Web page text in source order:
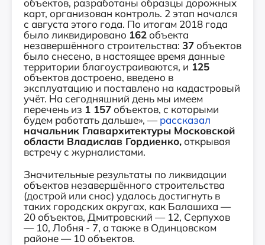
карт, организован контроль. 2 этап начался
с августа этого года. По итогам 2018 года
было ликвидировано 162 объекта
незавершённого строительства: 37 объектов
было снесено, в настоящее время данные
территории благоустраиваются, и 125
объектов достроено, введено в
эксплуатацию и поставлено на кадастровый
учёт. На сегодняшний день мы имеем
перечень из 1 157 объектов, с которыми
будем работать дальше», —рассказал
начальник Главархитектуры Московской
области Владислав Гордиенко, открывая
встречу с журналистами.
Значительные результаты по ликвидации
объектов незавершённого строительства
(дострой или снос) удалось достигнуть в
таких городских округах, как Балашиха —
20 объектов, Дмитровский — 12, Серпухов
— 10, Лобня - 7, а также в Одинцовском
районе — 10 объектов.